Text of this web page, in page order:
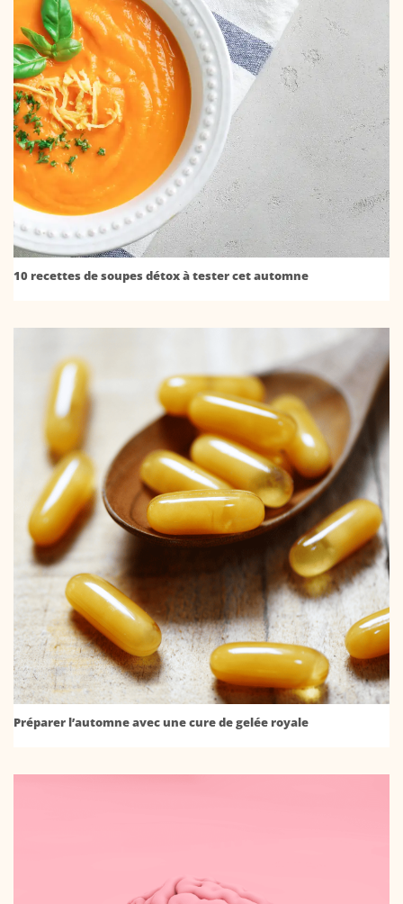
10 recettes de soupes détox à tester cet automne
Préparer l’automne avec une cure de gelée royale